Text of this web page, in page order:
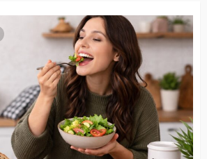
za prelazak na bezglutensku
namirnice sadrže gluten?
koje treba izbegavati u
ishrani